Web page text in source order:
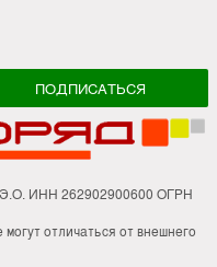
ИНН 262902900600 ОГРН
отличаться от внешнего